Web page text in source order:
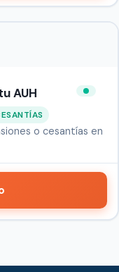
AUH
o cesantías en